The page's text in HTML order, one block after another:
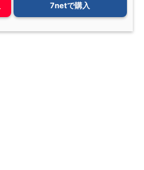
7netで購入